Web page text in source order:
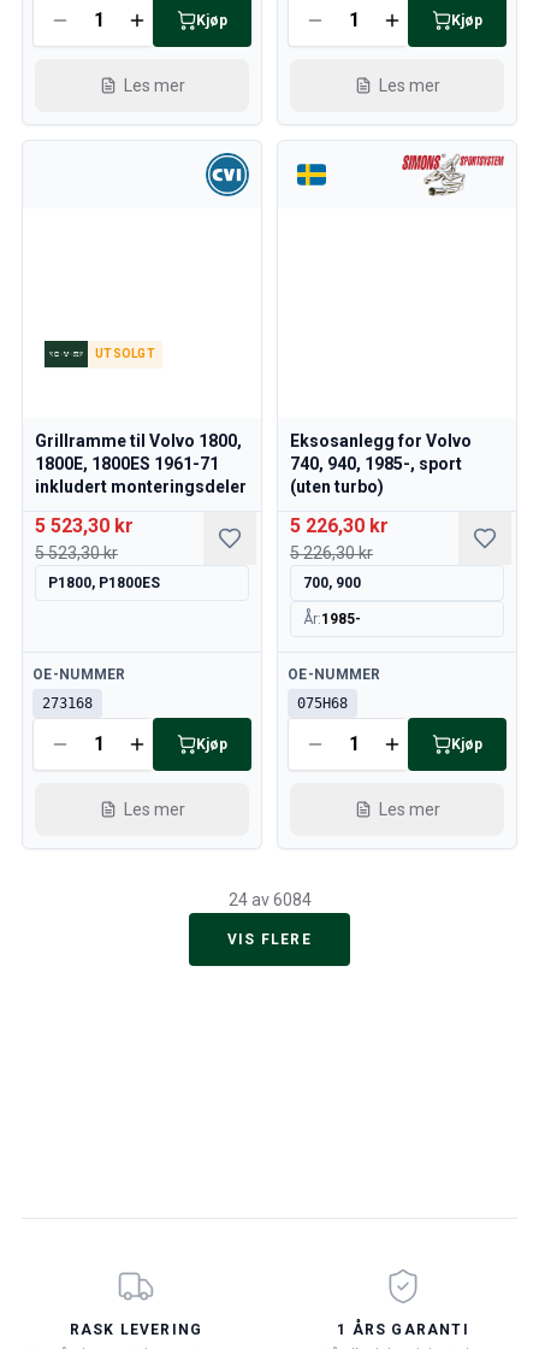
Kjøp
Les mer
Kjøp
Les mer
UTSOLGT
Grillramme til Volvo 1800,
1800E, 1800ES 1961-71
inkludert monteringsdeler
5 523,30 kr
5 523,30 kr
P1800, P1800ES
Tilgjengelig
OE-NUMMER
273168
Kjøp
Les mer
Eksosanlegg for Volvo
740, 940, 1985-, sport
(uten turbo)
5 226,30 kr
5 226,30 kr
700, 900
År:1985-
Tilgjengelig
OE-NUMMER
075H68
Kjøp
Les mer
24 av 6084
VIS FLERE
RASK LEVERING
1 ÅRS GARANTI